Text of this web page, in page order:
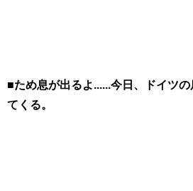
■ため息が出るよ......今日、ドイツ
てくる。